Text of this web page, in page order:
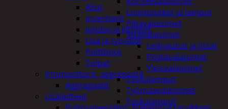
Loisteputket ja lamput
Pihavalaisimet
Sisävalaisimet
Lednauhat ja listat
Pöytävalaisimet
Yleisvalaisimet
Taskulamput
Työmaavalaisimet
Taskulamput
Akut
invertterit
Johdot ja liittimet
Lisä ja työvalot
Polttimot
Tulpat
Irtomoottorit, aggregaatit
Aggregaatit
Lisälaitteet